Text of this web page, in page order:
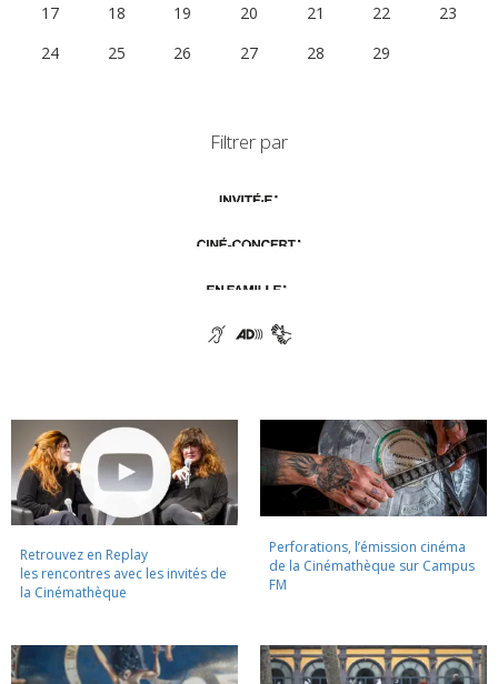
17
18 19 20 21 22
23
24
25 26 27 28 29
Filtrer par
Retrouvez en Replay
les rencontres avec les invités de
la Cinémathèque
Perforations, l’émission cinéma
de la Cinémathèque sur Campus
FM